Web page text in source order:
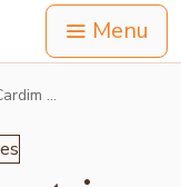
Menu
…